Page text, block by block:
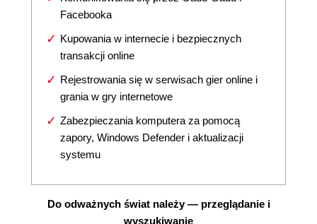
Facebooka
Kupowania w internecie i bezpiecznych
transakcji online
Rejestrowania się w serwisach gier online i
grania w gry internetowe
Zabezpieczania komputera za pomocą
zapory, Windows Defender i aktualizacji
systemu
Do odważnych świat należy — przeglądanie i
wyszukiwanie